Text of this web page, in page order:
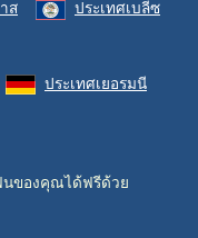
ส ประเทศเบลีซ
ประเทศเยอรมนี
ของคุณได้ฟรีด้วย